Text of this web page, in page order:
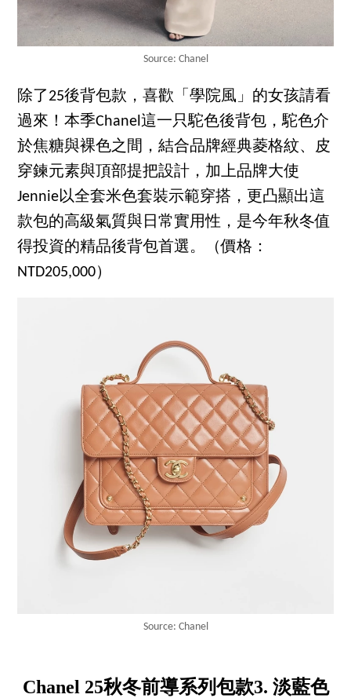
Source: Chanel
除了25後背包款，喜歡「學院風」的女孩請看
過來！本季Chanel這一只駝色後背包，駝色介
於焦糖與裸色之間，結合品牌經典菱格紋、皮
穿鍊元素與頂部提把設計，加上品牌大使
Jennie以全套米色套裝示範穿搭，更凸顯出這
款包的高級氣質與日常實用性，是今年秋冬值
得投資的精品後背包首選。（價格：
NTD205,000）
Source: Chanel
Chanel 25秋冬前導系列包款3. 淡藍色